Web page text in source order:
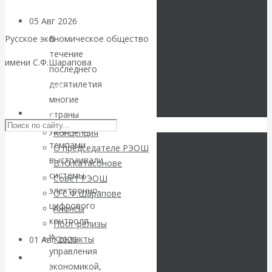
Русское экономическое общество
имени С.Ф.Шарапова
Skip to content
РЭОШ
Концепция
О председателе РЭОШ
В.Ю.Катасонове
Совет РЭОШ
О С.Ф.Шарапове
Анонсы
Пост-релизы
Контакты
Библиотека
05 Авг 2026
Валентин
Катасонов. Еще
раз на тему
блокировки
банковских
счетов
01 Авг 2026Геополитика
В
течение
последнего
десятилетия
многие
страны
ударными
темпами
выстраивали
системы
электронно-
цифрового
контроля
и
управления
экономикой,